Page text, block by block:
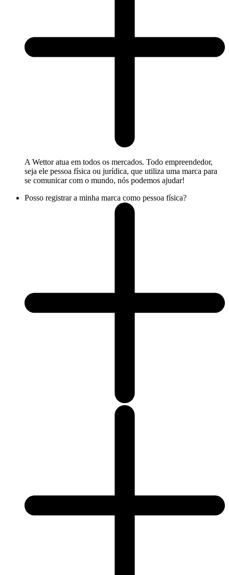
A Wettor atua em todos os mercados. Todo empreendedor,
seja ele pessoa física ou jurídica, que utiliza uma marca para
se comunicar com o mundo, nós podemos ajudar!
Posso registrar a minha marca como pessoa física?